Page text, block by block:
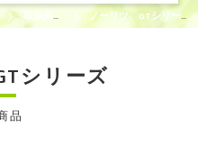
取扱商品 ノーリツ GTシリーズ
品
シリーズ